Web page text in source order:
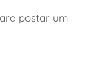
postar um